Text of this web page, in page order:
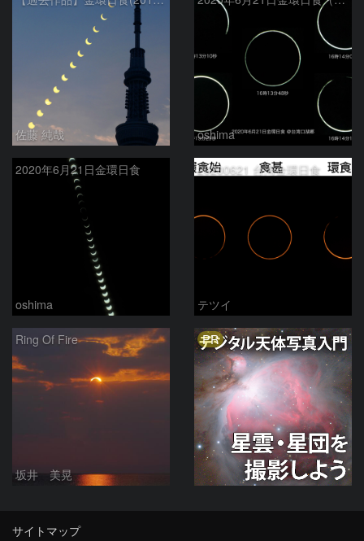
佐藤 純哉 oshima
2020年6月21日金環日食
oshima
20200621 台湾金環日食
テツイ
Ring Of Fire
坂井 美晃
PR
サイトマップ